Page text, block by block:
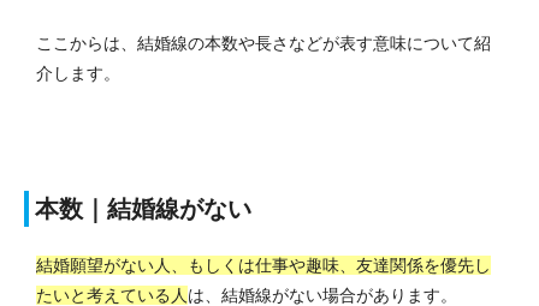
ここからは、結婚線の本数や長さなどが表す意味について紹
介します。
本数｜結婚線がない
結婚願望がない人、もしくは仕事や趣味、友達関係を優先し
たいと考えている人 は、結婚線がない場合があります。